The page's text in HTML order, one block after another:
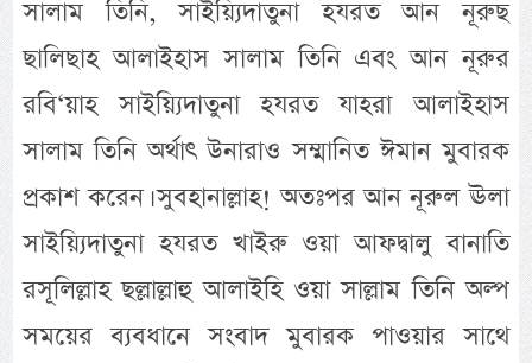
সালাম তিনি, সাইয়্যিদাতুনা হযরত আন নূরুছ
ছালিছাহ আলাইহাস সালাম তিনি এবং আন নূরুর
রবি‘য়াহ সাইয়্যিদাতুনা হযরত যাহরা আলাইহাস
সালাম তিনি অর্থাৎ উনারাও সম্মানিত ঈমান মুবারক
প্রকাশ করেন। সুবহানাল্লাহ! অতঃপর আন নূরুল ঊলা
সাইয়্যিদাতুনা হযরত খাইরু ওয়া আফদ্বালু বানাতি
রসূলিল্লাহ ছল্লাল্লাহু আলাইহি ওয়া সাল্লাম তিনি অল্প
সময়ের ব্যবধানে সংবাদ মুবারক পাওয়ার সাথে